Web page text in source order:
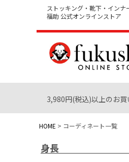
ストッキング・靴下・インナ
福助 公式オンラインストア
3,980円(税込)以上のお買
HOME コーディネート一覧
身長